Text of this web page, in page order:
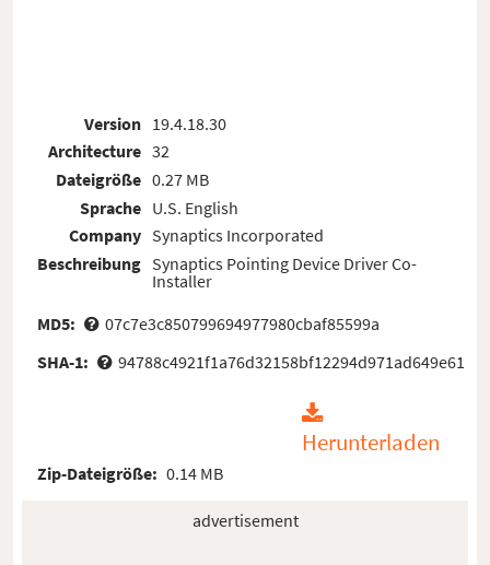
Version
Architecture
Dateigröße
Sprache
Company
Beschreibung
19.4.18.30
32
0.27 MB
U.S. English
Synaptics Incorporated
Synaptics Pointing Device Driver Co-
Installer
MD5:
07c7e3c850799694977980cbaf85599a
SHA-1:
94788c4921f1a76d32158bf12294d971ad649e61
Herunterladen
Zip-Dateigröße: 0.14 MB
advertisement